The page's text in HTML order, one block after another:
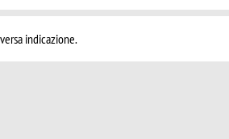
indicazione.